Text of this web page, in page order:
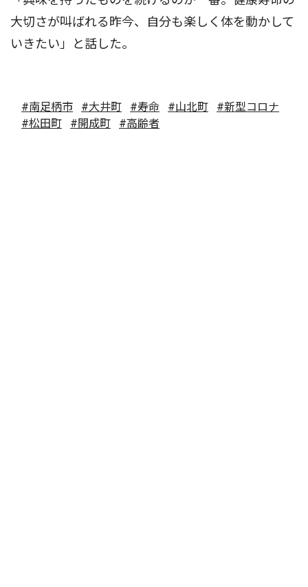
大切さが叫ばれる昨今、自分も楽しく体を動かして
いきたい」と話した。
#南足柄市 #大井町 #寿命 #山北町
#新型コロナ
#松田町
#開成町 #高齢者